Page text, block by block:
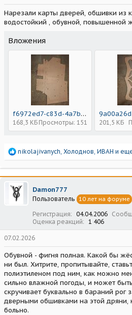
Нарезали карты дверей, обшивки из
водостойкий , обувной, повышенной
Вложения
f6972ed7-c83d-4a7b-b1af-ee7357c74856.jpeg
168,3 КБ Просмотры: 151 201,5 КБ
Р
а
к
и
и
nikolajivanych Холоднов ИВАН и
Damon777
Пользователь 10 лет на форуме
Регистрация 04.04.2006
Оценка реакций
1 406
07.02.2026
Обувной - фигня полная. Какой бы
ни был. Хитрите, пропитывайте,
полиэтиленом под ним, как можно
сильно влажной погоды, и может
скручивает буквально в бараний рог
дверными обшивками на этой дряни,
больно.